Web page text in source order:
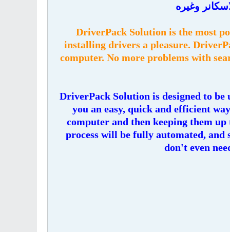
وغيره
DriverPack Solution is the most
installing drivers a pleasure.
computer. No more problems with
DriverPack Solution is designed to
you an easy, quick and efficient
computer and then keeping them
process will be fully automated, and
don't even